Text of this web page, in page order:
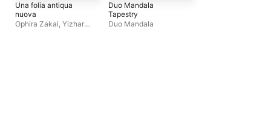
Una folia antiqua
nuova
Ophira Zakai, Yizhar
Duo Mandala
Tapestry
Duo Mandala